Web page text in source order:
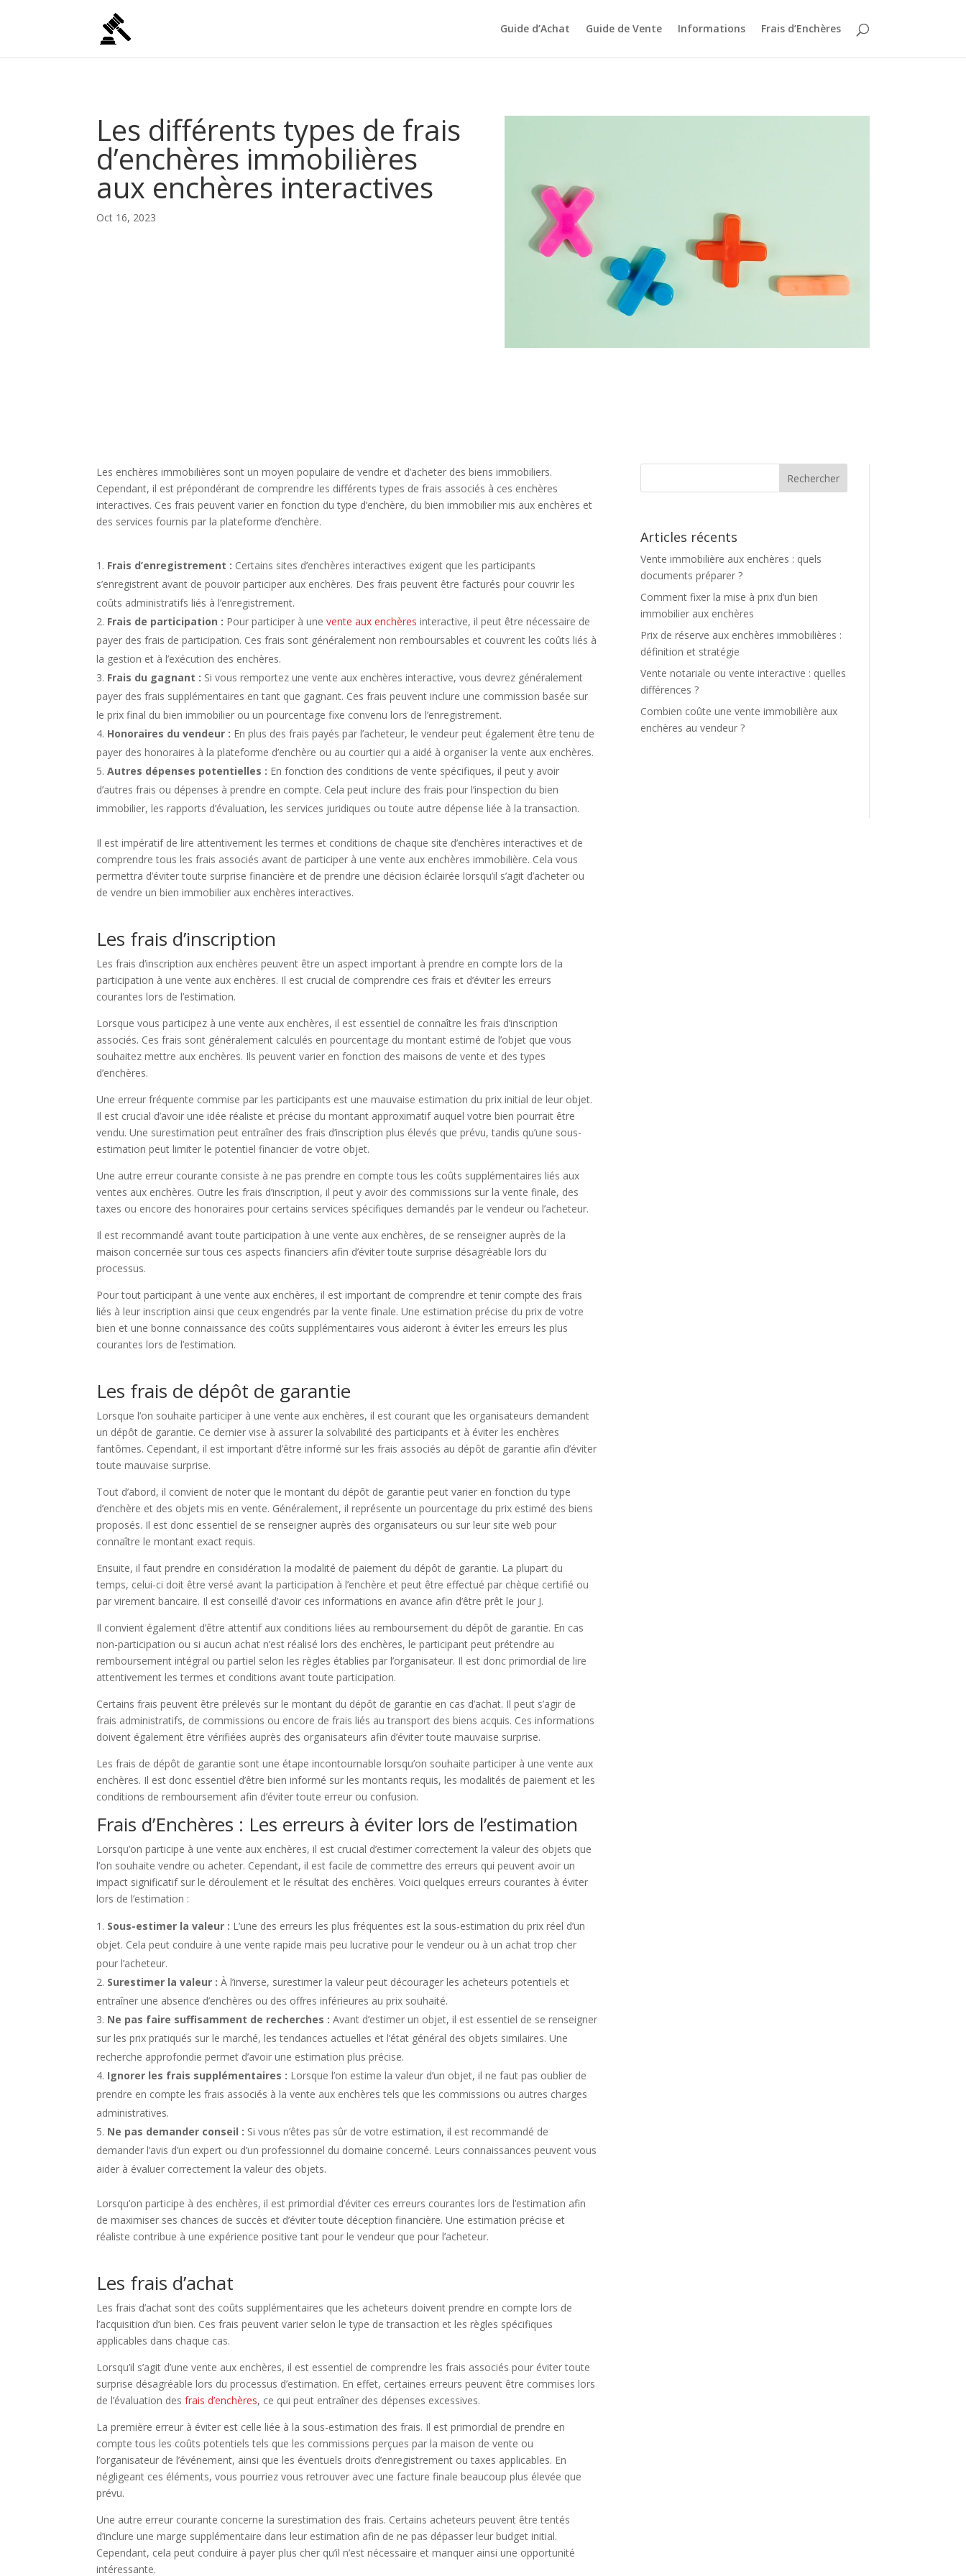
Guide d’Achat Guide de Vente Informations Frais d’Enchères
Les différents types de frais
d’enchères immobilières
aux enchères interactives
Oct 16, 2023
Les enchères immobilières sont un moyen populaire de vendre et d’acheter des biens immobiliers.
Cependant, il est prépondérant de comprendre les différents types de frais associés à ces enchères
interactives. Ces frais peuvent varier en fonction du type d’enchère, du bien immobilier mis aux enchères et
des services fournis par la plateforme d’enchère.
Frais d’enregistrement : Certains sites d’enchères interactives exigent que les participants
s’enregistrent avant de pouvoir participer aux enchères. Des frais peuvent être facturés pour couvrir les
coûts administratifs liés à l’enregistrement.
Frais de participation : Pour participer à unevente aux enchères interactive, il peut être nécessaire de
payer des frais de participation. Ces frais sont généralement non remboursables et couvrent les coûts liés à
la gestion et à l’exécution des enchères.
Frais du gagnant : Si vous remportez une vente aux enchères interactive, vous devrez généralement
payer des frais supplémentaires en tant que gagnant. Ces frais peuvent inclure une commission basée sur
le prix final du bien immobilier ou un pourcentage fixe convenu lors de l’enregistrement.
Honoraires du vendeur : En plus des frais payés par l’acheteur, le vendeur peut également être tenu de
payer des honoraires à la plateforme d’enchère ou au courtier qui a aidé à organiser la vente aux enchères.
Autres dépenses potentielles : En fonction des conditions de vente spécifiques, il peut y avoir
d’autres frais ou dépenses à prendre en compte. Cela peut inclure des frais pour l’inspection du bien
immobilier, les rapports d’évaluation, les services juridiques ou toute autre dépense liée à la transaction.
Il est impératif de lire attentivement les termes et conditions de chaque site d’enchères interactives et de
comprendre tous les frais associés avant de participer à une vente aux enchères immobilière. Cela vous
permettra d’éviter toute surprise financière et de prendre une décision éclairée lorsqu’il s’agit d’acheter ou
de vendre un bien immobilier aux enchères interactives.
Les frais d’inscription
Les frais d’inscription aux enchères peuvent être un aspect important à prendre en compte lors de la
participation à une vente aux enchères. Il est crucial de comprendre ces frais et d’éviter les erreurs
courantes lors de l’estimation.
Lorsque vous participez à une vente aux enchères, il est essentiel de connaître les frais d’inscription
associés. Ces frais sont généralement calculés en pourcentage du montant estimé de l’objet que vous
souhaitez mettre aux enchères. Ils peuvent varier en fonction des maisons de vente et des types
d’enchères.
Une erreur fréquente commise par les participants est une mauvaise estimation du prix initial de leur objet.
Il est crucial d’avoir une idée réaliste et précise du montant approximatif auquel votre bien pourrait être
vendu. Une surestimation peut entraîner des frais d’inscription plus élevés que prévu, tandis qu’une sous-
estimation peut limiter le potentiel financier de votre objet.
Une autre erreur courante consiste à ne pas prendre en compte tous les coûts supplémentaires liés aux
ventes aux enchères. Outre les frais d’inscription, il peut y avoir des commissions sur la vente finale, des
taxes ou encore des honoraires pour certains services spécifiques demandés par le vendeur ou l’acheteur.
Il est recommandé avant toute participation à une vente aux enchères, de se renseigner auprès de la
maison concernée sur tous ces aspects financiers afin d’éviter toute surprise désagréable lors du
processus.
Pour tout participant à une vente aux enchères, il est important de comprendre et tenir compte des frais
liés à leur inscription ainsi que ceux engendrés par la vente finale. Une estimation précise du prix de votre
bien et une bonne connaissance des coûts supplémentaires vous aideront à éviter les erreurs les plus
courantes lors de l’estimation.
Les frais de dépôt de garantie
Lorsque l’on souhaite participer à une vente aux enchères, il est courant que les organisateurs demandent
un dépôt de garantie. Ce dernier vise à assurer la solvabilité des participants et à éviter les enchères
fantômes. Cependant, il est important d’être informé sur les frais associés au dépôt de garantie afin d’éviter
toute mauvaise surprise.
Tout d’abord, il convient de noter que le montant du dépôt de garantie peut varier en fonction du type
d’enchère et des objets mis en vente. Généralement, il représente un pourcentage du prix estimé des biens
proposés. Il est donc essentiel de se renseigner auprès des organisateurs ou sur leur site web pour
connaître le montant exact requis.
Ensuite, il faut prendre en considération la modalité de paiement du dépôt de garantie. La plupart du
temps, celui-ci doit être versé avant la participation à l’enchère et peut être effectué par chèque certifié ou
par virement bancaire. Il est conseillé d’avoir ces informations en avance afin d’être prêt le jour J.
Il convient également d’être attentif aux conditions liées au remboursement du dépôt de garantie. En cas
non-participation ou si aucun achat n’est réalisé lors des enchères, le participant peut prétendre au
remboursement intégral ou partiel selon les règles établies par l’organisateur. Il est donc primordial de lire
attentivement les termes et conditions avant toute participation.
Certains frais peuvent être prélevés sur le montant du dépôt de garantie en cas d’achat. Il peut s’agir de
frais administratifs, de commissions ou encore de frais liés au transport des biens acquis. Ces informations
doivent également être vérifiées auprès des organisateurs afin d’éviter toute mauvaise surprise.
Les frais de dépôt de garantie sont une étape incontournable lorsqu’on souhaite participer à une vente aux
enchères. Il est donc essentiel d’être bien informé sur les montants requis, les modalités de paiement et les
conditions de remboursement afin d’éviter toute erreur ou confusion.
Frais d’Enchères : Les erreurs à éviter lors de l’estimation
Lorsqu’on participe à une vente aux enchères, il est crucial d’estimer correctement la valeur des objets que
l’on souhaite vendre ou acheter. Cependant, il est facile de commettre des erreurs qui peuvent avoir un
impact significatif sur le déroulement et le résultat des enchères. Voici quelques erreurs courantes à éviter
lors de l’estimation :
Sous-estimer la valeur : L’une des erreurs les plus fréquentes est la sous-estimation du prix réel d’un
objet. Cela peut conduire à une vente rapide mais peu lucrative pour le vendeur ou à un achat trop cher
pour l’acheteur.
Surestimer la valeur :À l’inverse, surestimer la valeur peut décourager les acheteurs potentiels et
entraîner une absence d’enchères ou des offres inférieures au prix souhaité.
Ne pas faire suffisamment de recherches :Avant d’estimer un objet, il est essentiel de se renseigner
sur les prix pratiqués sur le marché, les tendances actuelles et l’état général des objets similaires. Une
recherche approfondie permet d’avoir une estimation plus précise.
Ignorer les frais supplémentaires : Lorsque l’on estime la valeur d’un objet, il ne faut pas oublier de
prendre en compte les frais associés à la vente aux enchères tels que les commissions ou autres charges
administratives.
Ne pas demander conseil : Si vous n’êtes pas sûr de votre estimation, il est recommandé de
demander l’avis d’un expert ou d’un professionnel du domaine concerné. Leurs connaissances peuvent vous
aider à évaluer correctement la valeur des objets.
Lorsqu’on participe à des enchères, il est primordial d’éviter ces erreurs courantes lors de l’estimation afin
de maximiser ses chances de succès et d’éviter toute déception financière. Une estimation précise et
réaliste contribue à une expérience positive tant pour le vendeur que pour l’acheteur.
Les frais d’achat
Les frais d’achat sont des coûts supplémentaires que les acheteurs doivent prendre en compte lors de
l’acquisition d’un bien. Ces frais peuvent varier selon le type de transaction et les règles spécifiques
applicables dans chaque cas.
Lorsqu’il s’agit d’une vente aux enchères, il est essentiel de comprendre les frais associés pour éviter toute
surprise désagréable lors du processus d’estimation. En effet, certaines erreurs peuvent être commises lors
de l’évaluation desfrais d’enchères, ce qui peut entraîner des dépenses excessives.
La première erreur à éviter est celle liée à la sous-estimation des frais. Il est primordial de prendre en
compte tous les coûts potentiels tels que les commissions perçues par la maison de vente ou
l’organisateur de l’événement, ainsi que les éventuels droits d’enregistrement ou taxes applicables. En
négligeant ces éléments, vous pourriez vous retrouver avec une facture finale beaucoup plus élevée que
prévu.
Une autre erreur courante concerne la surestimation des frais. Certains acheteurs peuvent être tentés
d’inclure une marge supplémentaire dans leur estimation afin de ne pas dépasser leur budget initial.
Cependant, cela peut conduire à payer plus cher qu’il n’est nécessaire et manquer ainsi une opportunité
intéressante.
Articles récents
Vente immobilière aux enchères : quels
documents préparer ?
Comment fixer la mise à prix d’un bien
immobilier aux enchères
Prix de réserve aux enchères immobilières :
définition et stratégie
Vente notariale ou vente interactive : quelles
différences ?
Combien coûte une vente immobilière aux
enchères au vendeur ?